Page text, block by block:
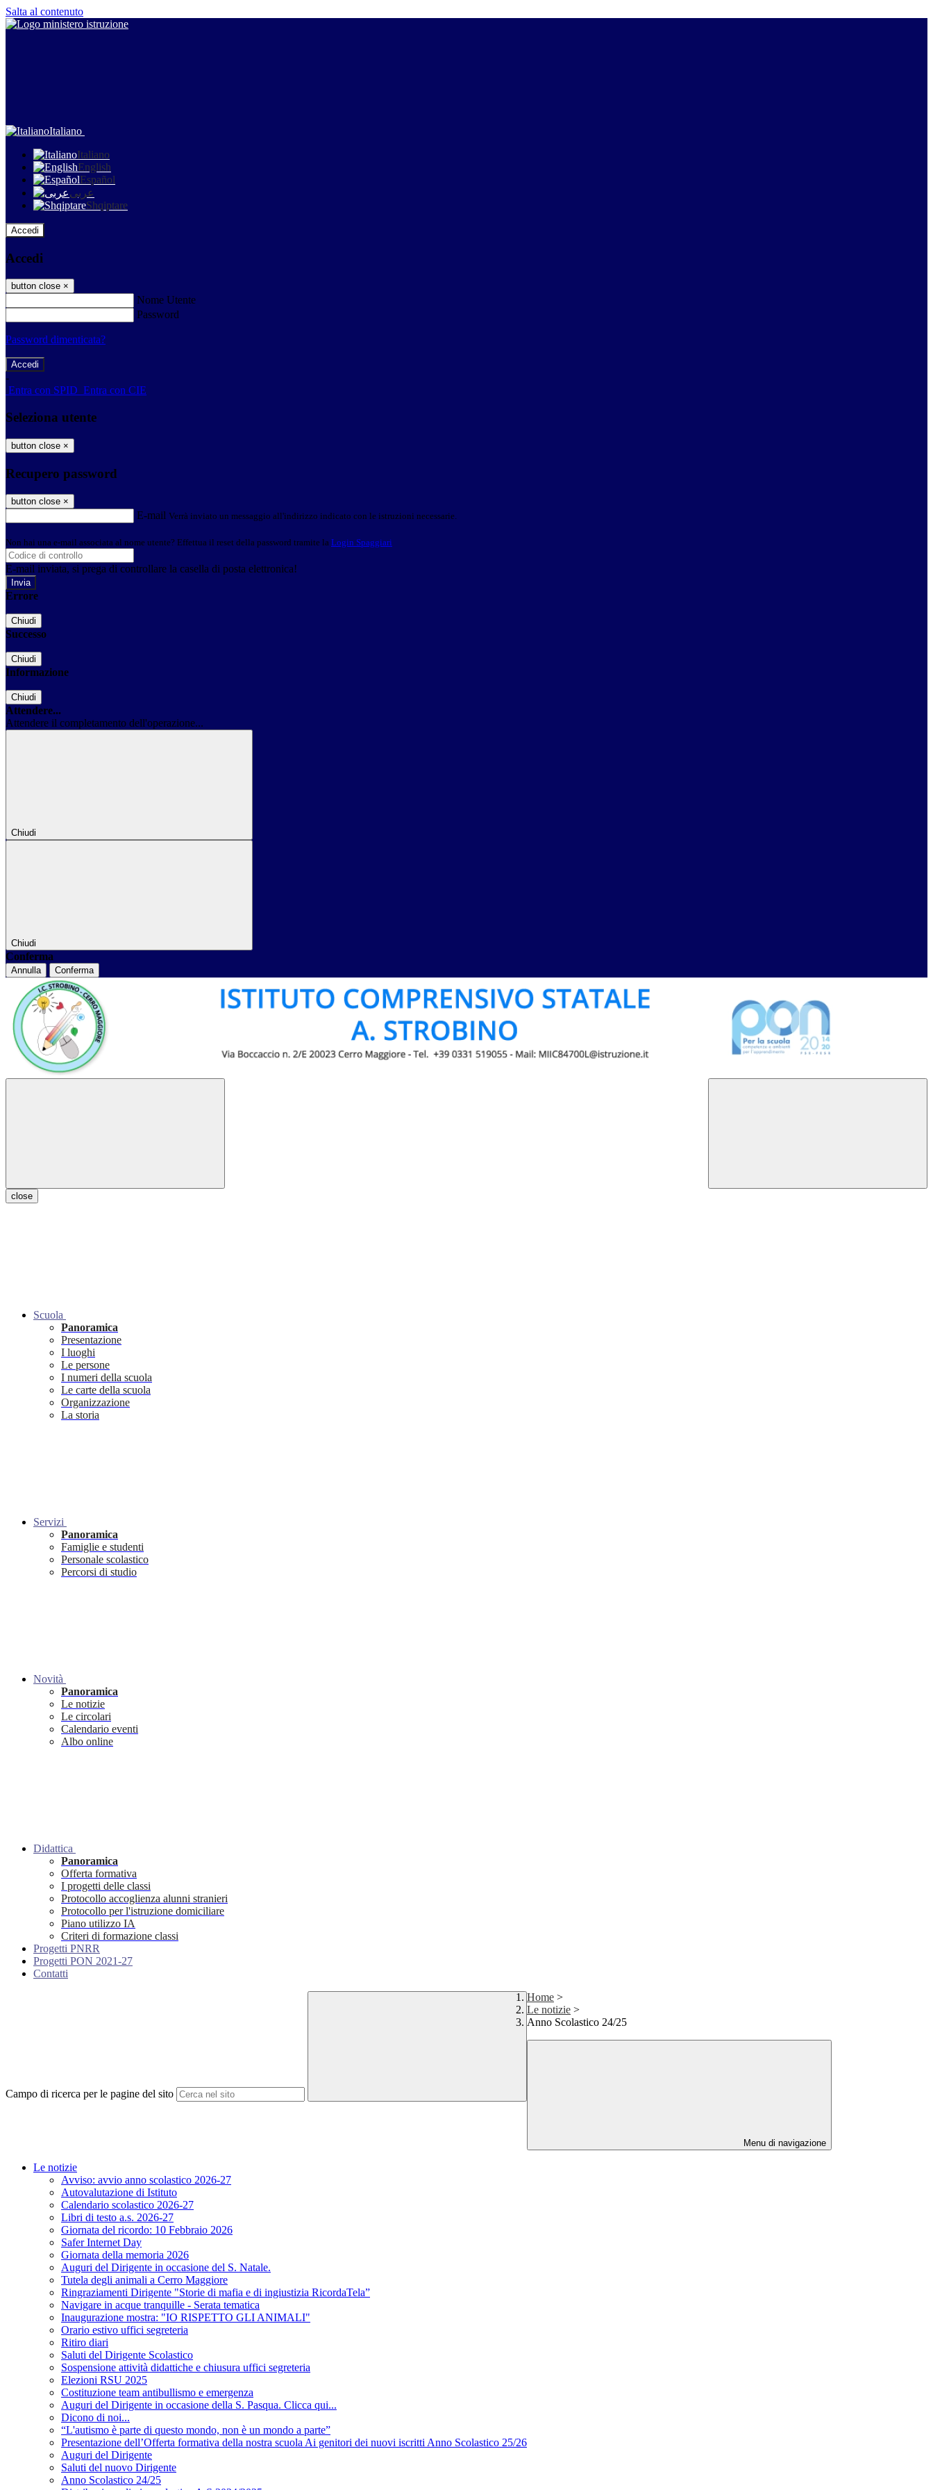
Salta al contenuto
Italiano
Italiano
English
Español
عربى
Shqiptare
Accedi
Accedi
button close ×
Nome Utente
Password
Password dimenticata?
-
Entra con SPID Entra con CIE
Seleziona utente
button close ×
Recupero password
button close ×
E-mail Verrà inviato un messaggio all'indirizzo indicato con le istruzioni necessarie.
Non hai una e-mail associata al nome utente? Effettua il reset della password tramite la Login Spaggiari
E-mail inviata, si prega di controllare la casella di posta elettronica!
Errore
Chiudi
Successo
Chiudi
Informazione
Chiudi
Attendere...
Attendere il completamento dell'operazione...
Chiudi
Chiudi
Conferma
Annulla Conferma
close
Scuola
Panoramica
Presentazione
I luoghi
Le persone
I numeri della scuola
Le carte della scuola
Organizzazione
La storia
Servizi
Panoramica
Famiglie e studenti
Personale scolastico
Percorsi di studio
Novità
Panoramica
Le notizie
Le circolari
Calendario eventi
Albo online
Didattica
Panoramica
Offerta formativa
I progetti delle classi
Protocollo accoglienza alunni stranieri
Protocollo per l'istruzione domiciliare
Piano utilizzo IA
Criteri di formazione classi
Progetti PNRR
Progetti PON 2021-27
Contatti
Campo di ricerca per le pagine del sito
Home >
Le notizie >
Anno Scolastico 24/25
Menu di navigazione
Le notizie
Avviso: avvio anno scolastico 2026-27
Autovalutazione di Istituto
Calendario scolastico 2026-27
Libri di testo a.s. 2026-27
Giornata del ricordo: 10 Febbraio 2026
Safer Internet Day
Giornata della memoria 2026
Auguri del Dirigente in occasione del S. Natale.
Tutela degli animali a Cerro Maggiore
Ringraziamenti Dirigente "Storie di mafia e di ingiustizia RicordaTela”
Navigare in acque tranquille - Serata tematica
Inaugurazione mostra: "IO RISPETTO GLI ANIMALI"
Orario estivo uffici segreteria
Ritiro diari
Saluti del Dirigente Scolastico
Sospensione attività didattiche e chiusura uffici segreteria
Elezioni RSU 2025
Costituzione team antibullismo e emergenza
Auguri del Dirigente in occasione della S. Pasqua. Clicca qui...
Dicono di noi...
“L'autismo è parte di questo mondo, non è un mondo a parte”
Presentazione dell’Offerta formativa della nostra scuola Ai genitori dei nuovi iscritti Anno Scolastico 25/26
Auguri del Dirigente
Saluti del nuovo Dirigente
Anno Scolastico 24/25